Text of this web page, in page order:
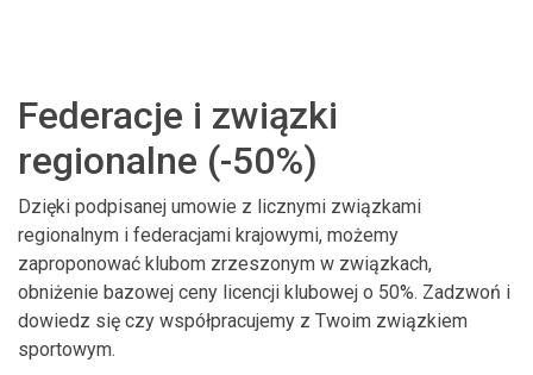
Federacje i związki
regionalne (-50%)
Dzięki podpisanej umowie z licznymi związkami
regionalnym i federacjami krajowymi, możemy
zaproponować klubom zrzeszonym w związkach,
obniżenie bazowej ceny licencji klubowej o 50%. Zadzwoń i
dowiedz się czy współpracujemy z Twoim związkiem
sportowym.